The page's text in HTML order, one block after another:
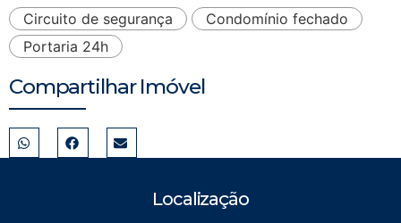
Circuito de segurança
Condomínio fechado
Portaria 24h
Compartilhar Imóvel
Localização